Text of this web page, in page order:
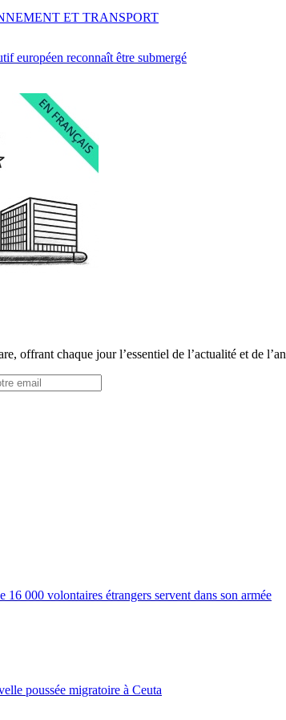
européen reconnaît être submergé
ET TRANSPORT
offrant chaque jour l’essentiel de l’actualité et de
16 000 volontaires étrangers servent dans son armée
poussée migratoire à Ceuta